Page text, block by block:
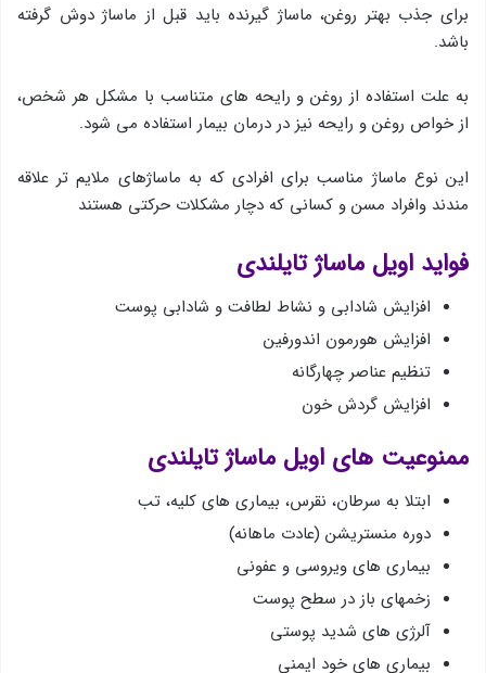
برای جذب بهتر روغن، ماساژ گیرنده باید قبل از ماساژ دوش گرفته
باشد.
به علت استفاده از روغن و رایحه های متناسب با مشكل هر شخص،
از خواص روغن و رایحه نیز در درمان بیمار استفاده می شود.
این نوع ماساژ مناسب برای افرادی كه به ماساژهای ملایم تر علاقه
مندند وافراد مسن و كسانی كه دچار مشكلات حركتی هستند
فواید اویل ماساژ تایلندی
افزایش شادابی و نشاط لطافت و شادابی پوست
افزایش هورمون اندورفین
تنظیم عناصر چهارگانه
افزایش گردش خون
ممنوعیت های اویل ماساژ تایلندی
ابتلا به سرطان، نقرس، بیماری های كلیه، تب
دوره منستریشن (عادت ماهانه)
بیماری های ویروسی و عفونی
زخمهای باز در سطح پوست
آلرژی های شدید پوستی
بیماری های خود ایمنی